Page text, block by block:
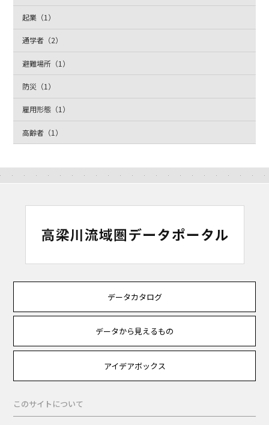
起業（1）
通学者（2）
避難場所（1）
防災（1）
雇用形態（1）
高齢者（1）
データカタログ
データから見えるもの
アイデアボックス
このサイトについて